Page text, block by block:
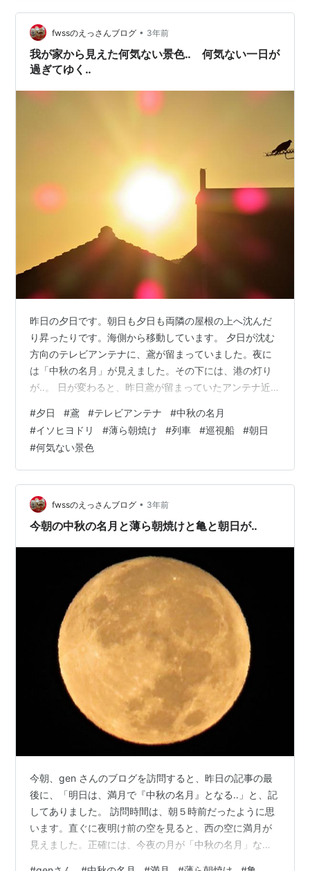
fwssのえっさんブログ • 3年前
我が家から見えた何気ない景色‥ 何気ない一日が
過ぎてゆく‥
昨日の夕日です。朝日も夕日も両隣の屋根の上へ沈んだ
り昇ったりです。海側から移動しています。 夕日が沈む
方向のテレビアンテナに、鳶が留まっていました。夜に
は「中秋の名月」が見えました。その下には、港の灯り
が‥。 日が変わると、昨日鳶が留まっていたアンテナ近
ににつれ、お月さまが雲の中へ消えていきました。その
近くには、イソヒヨドリの姿がありました。 暫くする
と、薄らな朝焼けが見え始めました。その下を列車が走
り抜けて行きました。 我が家からは、まだ見えない朝日
を浴びながら、巡視船が出港中です。そして、朝日が見
えるようになりました。 我が家から見えた何…
#夕日 #鳶 #テレビアンテナ #中秋の名月
#イソヒヨドリ #薄ら朝焼け #列車 #巡視船 #朝日
#何気ない景色
fwssのえっさんブログ • 3年前
今朝の中秋の名月と薄ら朝焼けと亀と朝日が‥
今朝、gen さんのブログを訪問すると、昨日の記事の最
後に、「明日は、満月で『中秋の名月』となる‥」と、記
してありました。 訪問時間は、朝５時前だったように思
います。直ぐに夜明け前の空を見ると、西の空に満月が
見えました。正確には、今夜の月が「中秋の名月」なの